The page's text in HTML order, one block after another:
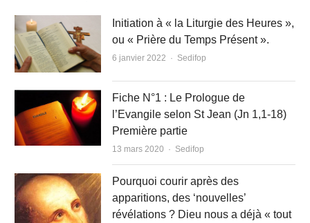
Initiation à « la Liturgie des Heures »,
ou « Prière du Temps Présent ».
6 janvier 2022 Author
Sedifop
Fiche N°1 : Le Prologue de
l’Evangile selon St Jean (Jn 1,1-18)
Première partie
13 mars 2020 Author
Sedifop
Pourquoi courir après des
apparitions, des ‘nouvelles’
révélations ? Dieu nous a déjà « tout